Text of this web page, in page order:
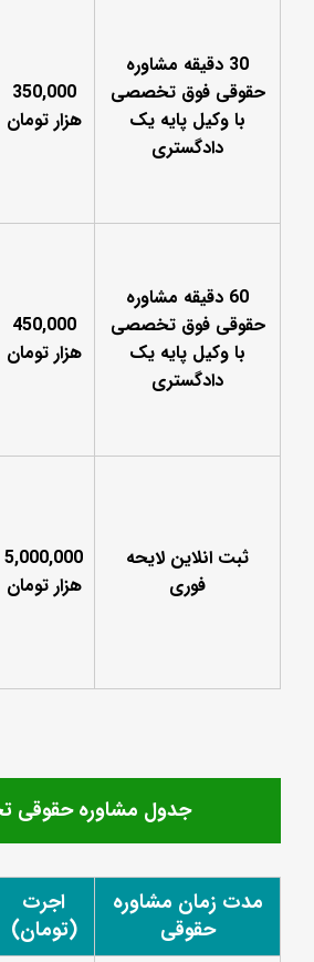
30 دقیقه مشاوره
حقوقی فوق تخصصی
با وکیل پایه یک
دادگستری
350,000
هزار تومان
60 دقیقه مشاوره
حقوقی فوق تخصصی
با وکیل پایه یک
دادگستری
450,000
هزار تومان
ثبت انلاین لایحه
فوری
5,000,000
هزار تومان
جدول مشاوره
مدت زمان مشاوره
حقوقی
اجرت
(تومان)